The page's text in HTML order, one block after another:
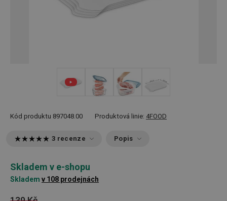
Kód produktu 897048.00 Produktová linie: 4FOOD
3 recenze Popis
Skladem v e-shopu
Skladem v 108 prodejnách